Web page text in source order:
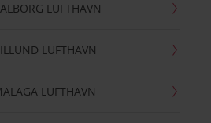
LUFTHAVN
LUFTHAVN
LUFTHAVN